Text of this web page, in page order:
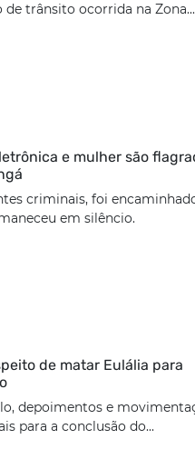
trânsito ocorrida na Zona...
e mulher são
criminais, foi
em silêncio.
de matar Eulália para
depoimentos e
para a conclusão do...